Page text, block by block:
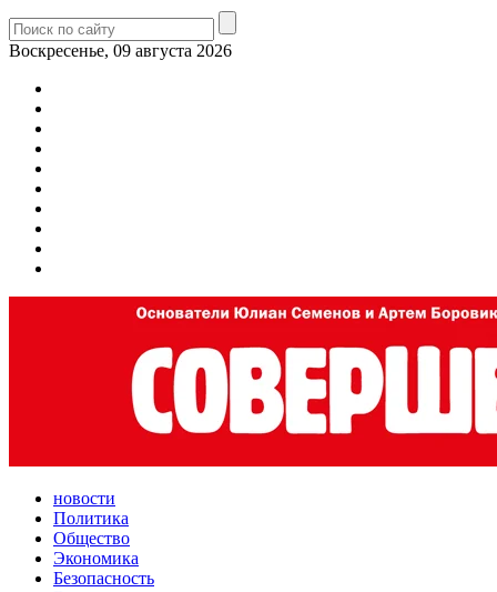
Воскресенье, 09 августа 2026
новости
Политика
Общество
Экономика
Безопасность